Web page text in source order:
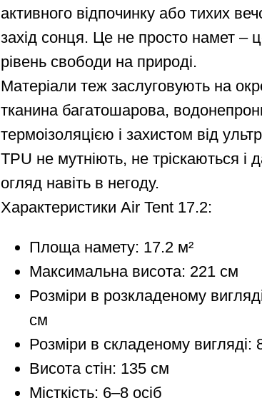
активного відпочинку або тихих
захід сонця. Це не просто намет –
рівень свободи на природі.
Матеріали теж заслуговують на
тканина багатошарова,
термоізоляцією і захистом від
TPU не мутніють, не тріскаються і
огляд навіть в негоду.
Характеристики Air Tent 17.2:
Площа намету: 17.2 м²
Максимальна висота: 221 см
Розміри в розкладеному
см
Розміри в складеному вигляді:
Висота стін: 135 см
Місткість: 6–8 осіб